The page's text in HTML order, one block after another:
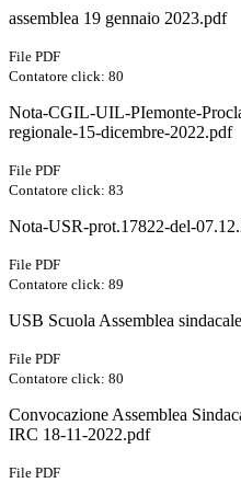
assemblea 19 gennaio 2023.pdf
File PDF
Contatore click: 80
Nota-CGIL-UIL-PIemonte-
regionale-15-dicembre-2022.pdf
File PDF
Contatore click: 83
Nota-USR-prot.17822-del-
File PDF
Contatore click: 89
USB Scuola Assemblea
File PDF
Contatore click: 80
Convocazione Assemblea
IRC 18-11-2022.pdf
File PDF